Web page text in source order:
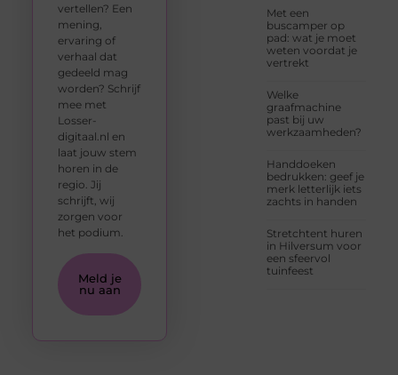
Met een
buscamper op
pad: wat je moet
weten voordat je
vertrekt
Welke
graafmachine
past bij uw
werkzaamheden?
Handdoeken
bedrukken: geef je
merk letterlijk iets
zachts in handen
Stretchtent huren
in Hilversum voor
een sfeervol
tuinfeest
vertellen? Een
mening,
ervaring of
verhaal dat
gedeeld mag
worden? Schrijf
mee met
Losser-
digitaal.nl en
laat jouw stem
horen in de
regio. Jij
schrijft, wij
zorgen voor
het podium.
Meld je
nu aan